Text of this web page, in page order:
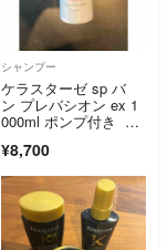
シャンプー
ケラスターゼ sp バ
ン プレバシオン ex 1
000ml ポンプ付き 国
¥8,700